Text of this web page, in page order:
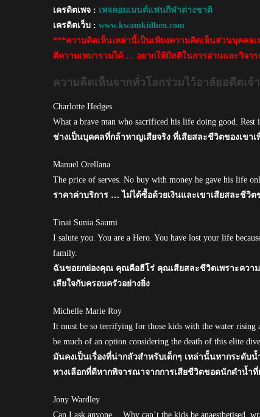
เครดิตเพจ : เพจคอมเมนต์แฟนกีฬาต่างชาติ
เครดิตเว็บ : www.kwamkidhen.com
***ความคิดเห็นเหล่านี้เป็นเพียงความคิดเห็นส่วนบุคคล
ตีความเหมารวมได้ … อยากให้มีสติในการอ่านและวิจ
ความคิดเห็นจากทั่วโลกร่วมไว้อาลัยอดีตเ
Charlotte Hedges
What a brave man who sacrificed his life doing good. Rest
ช่างเป็นบุคคลที่กล้าหาญเสียจริง ที่เสียสละชีวิตของเข
Manuel Orellana
The price of serves. No buy with money he gave his life
ราคาค่าบริการ … ไม่ได้ซื้อด้วยเงินและเขาเสียสละชีวิต
Tinai Sunia Saumi
I salute you. You are a Hero. You have lost your life
family.
ฉันขอยกย่องคุณ คุณคือฮีโร่ คุณเสียสละชีวิตเพราะควา
เสียใจกับครอบครัวอย่างยิ่ง
Michelle Marie Roy
It must be so terrifying for those kids with the water rising
be much of an option considering the death of this elite
มันคงเป็นเรื่องที่น่ากลัวสำหรับเด็กๆ เหล่านั้นหากระดั
ทางเลือกที่ดีหากพิจารณาจากการเสียชีวิตขอดนักดำน้ำ
Jony Wardley
Can I ask anyone… Why can’t the kids be anaesthetised,